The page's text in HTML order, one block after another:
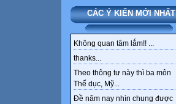
CÁC Ý KIẾN MỚI NHẤT
Không quan tâm lắm!! ...
thanks...
Theo thông tư này thì ba môn
Thể dục, Mỹ...
Đề năm nay nhìn chung được